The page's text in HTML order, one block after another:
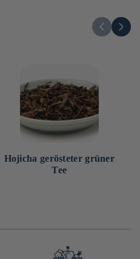
Hojicha gerösteter grüner
Tee